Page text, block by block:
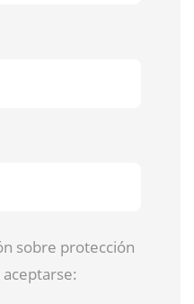
sobre protección